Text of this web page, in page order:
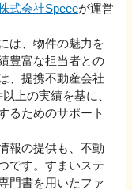
式会社Speeeが運営
は、物件の魅力を
豊富な担当者との
、提携不動産会社
上の実績を基に、
るためのサポート
報の提供も、不動
です。すまいステ
門書を用いたファ